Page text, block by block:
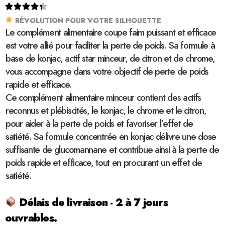

RÉVOLUTION POUR VOTRE SILHOUETTE
Le complément alimentaire coupe faim puissant et efficace
est votre allié pour faciliter la perte de poids. Sa formule à
base de konjac, actif star minceur, de citron et de chrome,
vous accompagne dans votre objectif de perte de poids
rapide et efficace.
Ce complément alimentaire minceur contient des actifs
reconnus et plébiscités, le konjac, le chrome et le citron,
pour aider à la perte de poids et favoriser l’effet de
satiété. Sa formule concentrée en konjac délivre une dose
suffisante de glucomannane et contribue ainsi à la perte de
poids rapide et efficace, tout en procurant un effet de
satiété.
Délais de livraison - 2 à 7 jours
ouvrables.